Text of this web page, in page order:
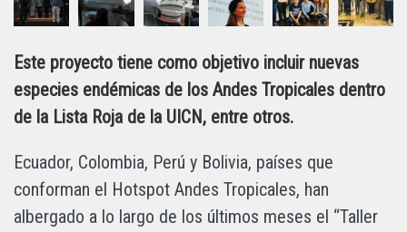
Este proyecto tiene como objetivo incluir nuevas
especies endémicas de los Andes Tropicales dentro
de la Lista Roja de la UICN, entre otros.
Ecuador, Colombia, Perú y Bolivia, países que
conforman el Hotspot Andes Tropicales, han
albergado a lo largo de los últimos meses el “Taller